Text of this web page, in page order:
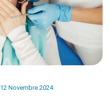
12 Novembre 2024